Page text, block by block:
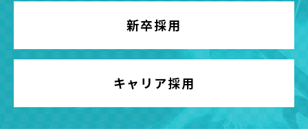
新卒採用
キャリア採用